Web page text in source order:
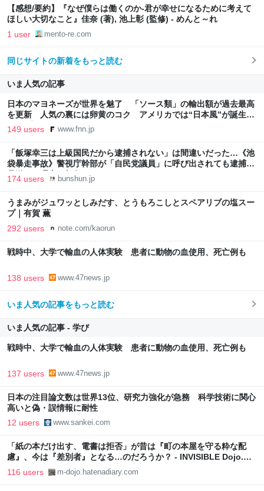
【感想/要約】『なぜ僕らは働くのか-君が幸せになるために考えて
ほしい大切なこと』佳奈 (著), 池上彰 (監修) - めんと～れ
1 user mento-re.com
同じサイトの新着をもっと読む
いま人気の記事
日本のマヨネーズが世界を魅了 「ソース類」の輸出額が過去最高
を更新 人気の裏には卵黄のコク アメリカでは“日本風”が誕生｜
FNNプライムオンライン
149 users www.fnn.jp
「飯塚幸三は上級国民だから逮捕されない」は間違いだった…《池
袋暴走事故》警視庁幹部が「自民党議員」に呼び出されても逮捕を
見送った理由 | 文春オンライン
174 users bunshun.jp
うまみがジュワッとしみだす、とうもろこしとスペアリブの塩スー
プ｜有賀 薫
292 users note.com/kaorun
戦時中、大学で輸血の人体実験 患者に動物の血使用、死亡例も
138 users www.47news.jp
いま人気の記事をもっと読む
いま人気の記事 - 学び
戦時中、大学で輸血の人体実験 患者に動物の血使用、死亡例も
137 users www.47news.jp
日本の注目論文数は世界13位、研究力強化が急務 科学技術に関心
高いと偽・誤情報に耐性
12 users www.sankei.com
「紙の本だけ出す、電書は拒否」が昔は『町の本屋を守る粋な配
慮』、今は『差別者』となる…のだろうか？ - INVISIBLE Dojo.
ーQUIET & COLORFUL PLACE-
116 users m-dojo.hatenadiary.com